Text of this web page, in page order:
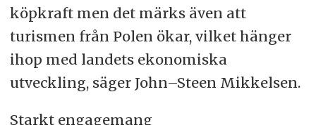
köpkraft men det märks även att
turismen från Polen ökar, vilket hänger
ihop med landets ekonomiska
utveckling, säger John–Steen Mikkelsen.
Starkt engagemang